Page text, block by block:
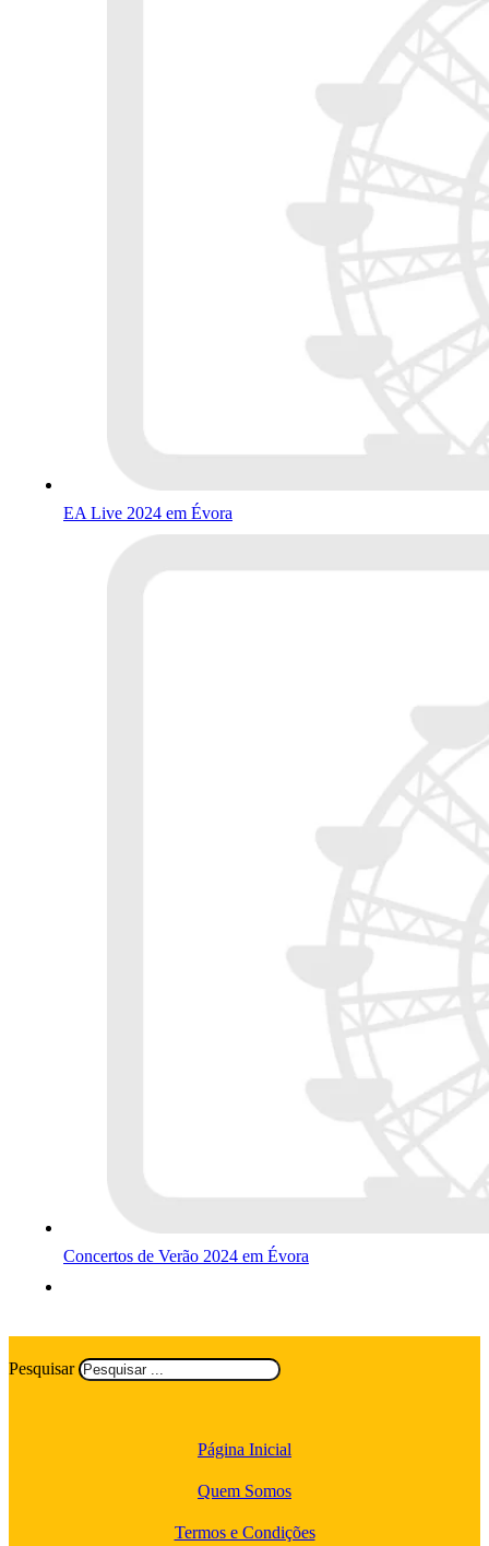
EA Live 2024 em Évora
Concertos de Verão 2024 em Évora
Pesquisar
Página Inicial
Quem Somos
Termos e Condições